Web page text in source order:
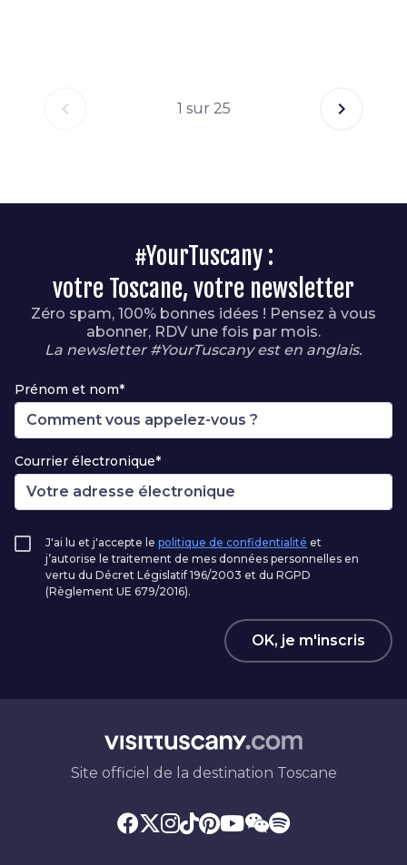
chevron_left 1 sur 25 chevron_right
#YourTuscany :
votre Toscane, votre newsletter
Zéro spam, 100% bonnes idées ! Pensez à vous
abonner, RDV une fois par mois.
La newsletter #YourTuscany est en anglais.
Prénom et nom*
Courrier électronique*
J'ai lu et j'accepte le politique de confidentialité et
j’autorise le traitement de mes données personnelles en
vertu du Décret Législatif 196/2003 et du RGPD
(Règlement UE 679/2016).
OK, je m'inscris
Site officiel de la destination Toscane